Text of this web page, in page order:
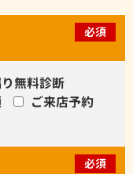
必須
無料診断
ご来店予約
必須